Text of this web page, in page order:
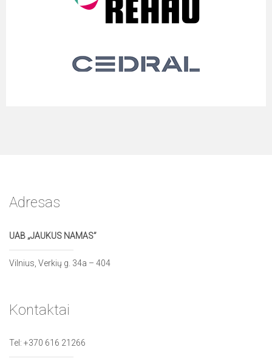
Adresas
UAB „JAUKUS NAMAS”
Vilnius, Verkių g. 34a – 404
Kontaktai
Tel: +370 616 21266